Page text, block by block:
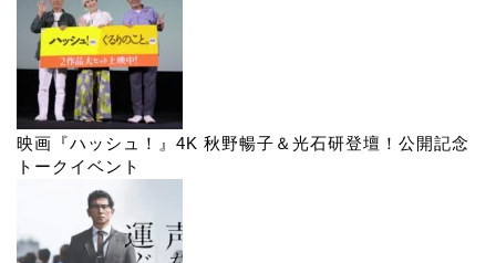
映画『ハッシュ！』4K 秋野暢子＆光石研登壇！公開記念
トークイベント